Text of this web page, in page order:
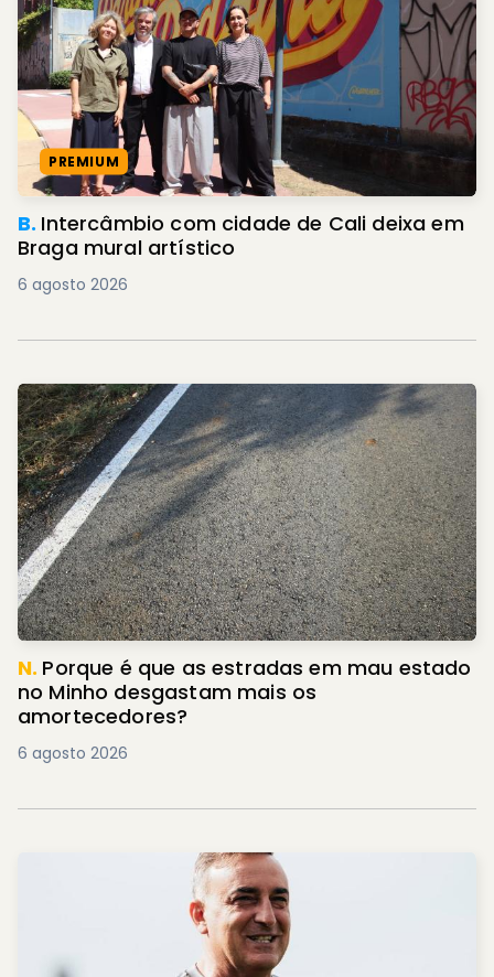
PREMIUM
B. Intercâmbio com cidade de Cali deixa em
Braga mural artístico
6 agosto 2026
N. Porque é que as estradas em mau estado
no Minho desgastam mais os
amortecedores?
6 agosto 2026